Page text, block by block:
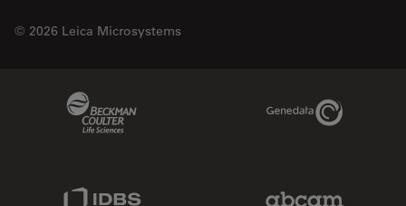
© 2026 Leica Microsystems
Genedata Link